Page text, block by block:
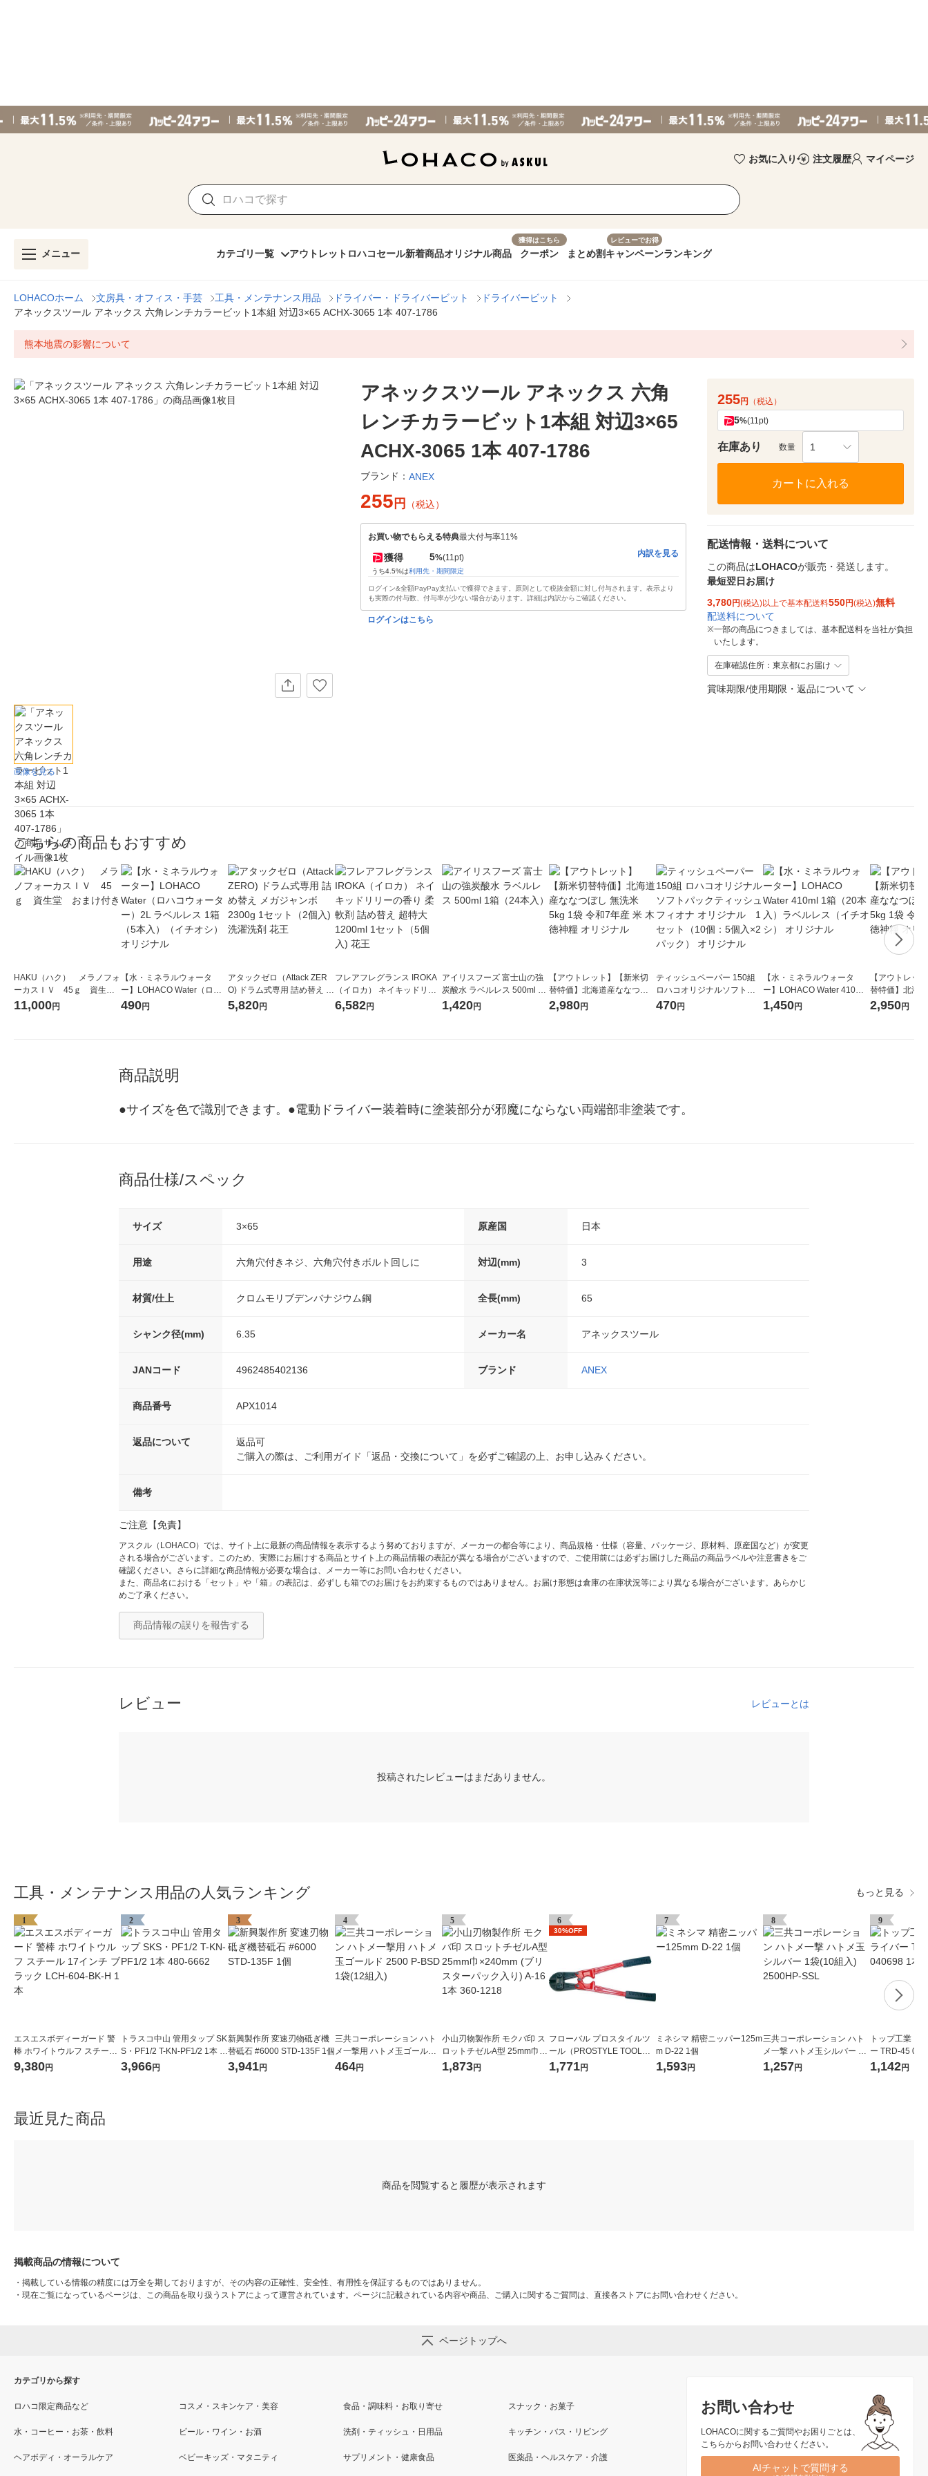
お気に入り 注文履歴 マイページ
メニュー カテゴリ一覧 アウトレット ロハコセール新着商品オリジナル商品
獲得はこちら
クーポン まとめ割
レビューでお得
キャンペーンランキング
LOHACOホーム 文房具・オフィス・手芸 工具・メンテナンス用品 ドライバー・ドライバービット
ドライバービット
アネックスツール アネックス 六角レンチカラービット1本組 対辺3×65 ACHX-3065 1本 407-1786
熊本地震の影響について
画像を見る
アネックスツール アネックス 六角
レンチカラービット1本組 対辺3×65
ACHX-3065 1本 407-1786
ブランド： ANEX
255 円 （税込）
お買い物でもらえる特典最大付与率11%
獲得 5%(11pt)
うち4.5%は利用先・期間限定
内訳を見る
ログイン&全額PayPay支払いで獲得できます。原則として税抜金額に対し付与されます。表示より
も実際の付与数、付与率が少ない場合があります。詳細は内訳からご確認ください。
ログインはこちら
255円 （税込）
5%(11pt)
在庫あり 数量 1
カートに入れる
配送情報・送料について
この商品はLOHACOが販売・発送します。
最短翌日お届け
3,780円(税込)以上で基本配送料550円(税込)無料
配送料について
※一部の商品につきましては、基本配送料を当社が負担
いたします。
在庫確認住所：東京都にお届け
賞味期限/使用期限・返品について
こちらの商品もおすすめ
HAKU（ハク） メラノフォ
ーカスＩＶ 45ｇ 資生
堂 おまけ付き
11,000円
【水・ミネラルウォータ
ー】LOHACO Water（ロハ
コウォーター）2L ラベルレ
490円
アタックゼロ（Attack ZER
O) ドラム式専用 詰め替え メ
ガジャンボ 2300g 1セット
5,820円
フレアフレグランス IROKA
（イロカ） ネイキッドリリ
ーの香り 柔軟剤 詰め替え 超
6,582円
アイリスフーズ 富士山の強
炭酸水 ラベルレス 500ml 1
箱（24本入）
1,420円
【アウトレット】【新米切
替特価】北海道産ななつぼ
し 無洗米 5kg 1袋 令和7年産
2,980円
ティッシュペーパー 150組
ロハコオリジナルソフトパ
ックティッシュ フィオナ オ
470円
【水・ミネラルウォータ
ー】LOHACO Water 410ml
1箱（20本入）ラベルレス
1,450円
【アウトレッ
替特価】北海
し 精白米 5kg
2,950円
商品説明
●サイズを色で識別できます。●電動ドライバー装着時に塗装部分が邪魔にならない両端部非塗装です。
商品仕様/スペック
サイズ 3×65 原産国 日本
用途 六角穴付きネジ、六角穴付きボルト回しに 対辺(mm) 3
材質/仕上 クロムモリブデンバナジウム鋼 全長(mm) 65
シャンク径(mm) 6.35 メーカー名 アネックスツール
JANコード 4962485402136 ブランド ANEX
商品番号 APX1014
返品について
返品可
ご購入の際は、ご利用ガイド「返品・交換について」を必ずご確認の上、お申し込みください。
備考
ご注意【免責】
アスクル（LOHACO）では、サイト上に最新の商品情報を表示するよう努めておりますが、メーカーの都合等により、商品規格・仕様（容量、パッケージ、原材料、原産国など）が変更
される場合がございます。このため、実際にお届けする商品とサイト上の商品情報の表記が異なる場合がございますので、ご使用前には必ずお届けした商品の商品ラベルや注意書きをご
確認ください。さらに詳細な商品情報が必要な場合は、メーカー等にお問い合わせください。
また、商品名における「セット」や「箱」の表記は、必ずしも箱でのお届けをお約束するものではありません。お届け形態は倉庫の在庫状況等により異なる場合がございます。あらかじ
めご了承ください。
商品情報の誤りを報告する
レビュー レビューとは
投稿されたレビューはまだありません。
工具・メンテナンス用品の人気ランキング もっと見る
1
エスエスボディーガード 警
棒 ホワイトウルフ スチール
17インチ ブラック LCH-604
9,380円
2
トラスコ中山 管用タップ SK
S・PF1/2 T-KN-PF1/2 1本 4
80-6662
3,966円
3
新興製作所 変速刃物砥ぎ機
替砥石 #6000 STD-135F 1個
3,941円
4
三共コーポレーション ハト
メ一撃用 ハトメ玉ゴールド
2500 P-BSD 1袋(12組入)
464円
5
小山刃物製作所 モクバ印 ス
ロットチゼルA型 25mm巾×2
40mm (ブリスターパック入
1,873円
6
30%OFF
フローバル プロスタイルツ
ール（PROSTYLE TOOL）
ボルトクリッパー 300 GK-1
1,771円
7
ミネシマ 精密ニッパー125m
m D-22 1個
1,593円
8
三共コーポレーション ハト
メ一撃 ハトメ玉シルバー 1
袋(10組入) 2500HP-SSL
1,257円
9
トップ工業 コ
ー TRD-45
1,142円
最近見た商品
商品を閲覧すると履歴が表示されます
掲載商品の情報について
・ 掲載している情報の精度には万全を期しておりますが、その内容の正確性、安全性、有用性を保証するものではありません。
・ 現在ご覧になっているページは、この商品を取り扱うストアによって運営されています。ページに記載されている内容や商品、ご購入に関するご質問は、直接各ストアにお問い合わせください。
ページトップへ
お問い合わせ
LOHACOに関するご質問やお困りごとは、
こちらからお問い合わせください。
AIチャットで質問する
カテゴリから探す
ロハコ限定商品など コスメ・スキンケア・美容 食品・調味料・お取り寄せ スナック・お菓子
水・コーヒー・お茶・飲料 ビール・ワイン・お酒 洗剤・ティッシュ・日用品 キッチン・バス・リビング
ヘアボディ・オーラルケア ベビーキッズ・マタニティ サプリメント・健康食品 医薬品・ヘルスケア・介護